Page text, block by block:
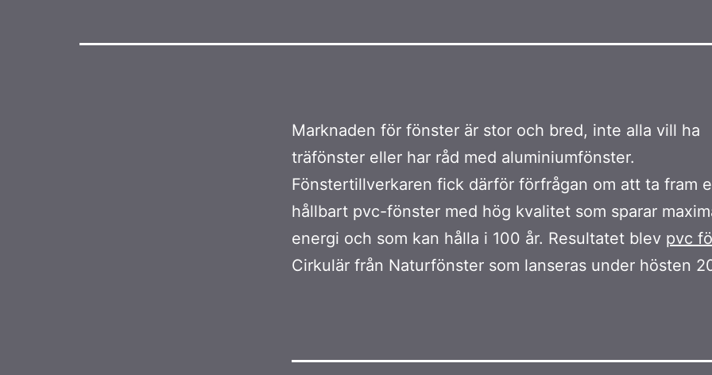
Marknaden för fönster är stor och bred, inte alla vill ha
träfönster eller har råd med aluminiumfönster.
Fönstertillverkaren fick därför förfrågan om att ta fram
hållbart pvc-fönster med hög kvalitet som sparar
energi och som kan hålla i 100 år. Resultatet blev pvc
Cirkulär från Naturfönster som lanseras under hösten